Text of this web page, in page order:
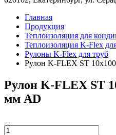
Главная
Продукция
Теплоизоляция для
Теплоизоляция K-Flex
Рулоны K-Flex для труб
Рулон K-FLEX ST
Рулон K-FLEX ST
мм AD